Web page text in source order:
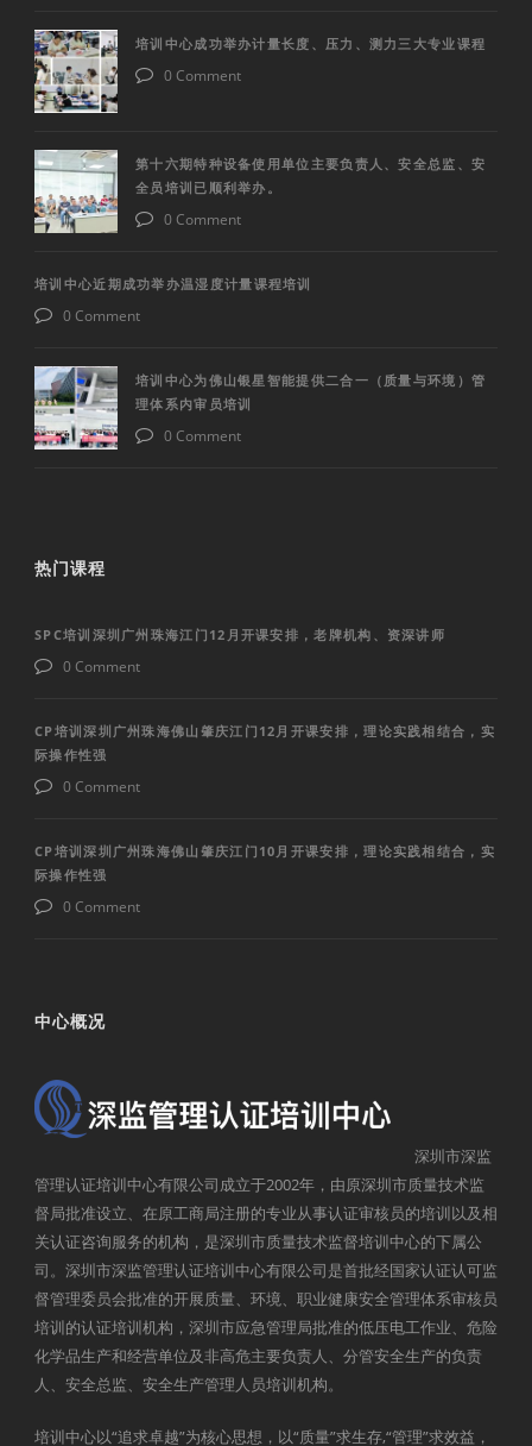
培训中心成功举办计量长度、压力、测力三大专业课程
0 Comment
第十六期特种设备使用单位主要负责人、安全总监、安
全员培训已顺利举办。
0 Comment
培训中心近期成功举办温湿度计量课程培训
0 Comment
培训中心为佛山银星智能提供二合一（质量与环境）管
理体系内审员培训
0 Comment
热门课程
SPC培训深圳广州珠海江门12月开课安排，老牌机构、资深讲师
0 Comment
CP培训深圳广州珠海佛山肇庆江门12月开课安排，理论实践相结合，实
际操作性强
0 Comment
CP培训深圳广州珠海佛山肇庆江门10月开课安排，理论实践相结合，实
际操作性强
0 Comment
中心概况
深圳市深监
管理认证培训中心有限公司成立于2002年，由原深圳市质量技术监
督局批准设立、在原工商局注册的专业从事认证审核员的培训以及相
关认证咨询服务的机构，是深圳市质量技术监督培训中心的下属公
司。深圳市深监管理认证培训中心有限公司是首批经国家认证认可监
督管理委员会批准的开展质量、环境、职业健康安全管理体系审核员
培训的认证培训机构，深圳市应急管理局批准的低压电工作业、危险
化学品生产和经营单位及非高危主要负责人、分管安全生产的负责
人、安全总监、安全生产管理人员培训机构。
培训中心以“追求卓越”为核心思想，以“质量”求生存,“管理”求效益，